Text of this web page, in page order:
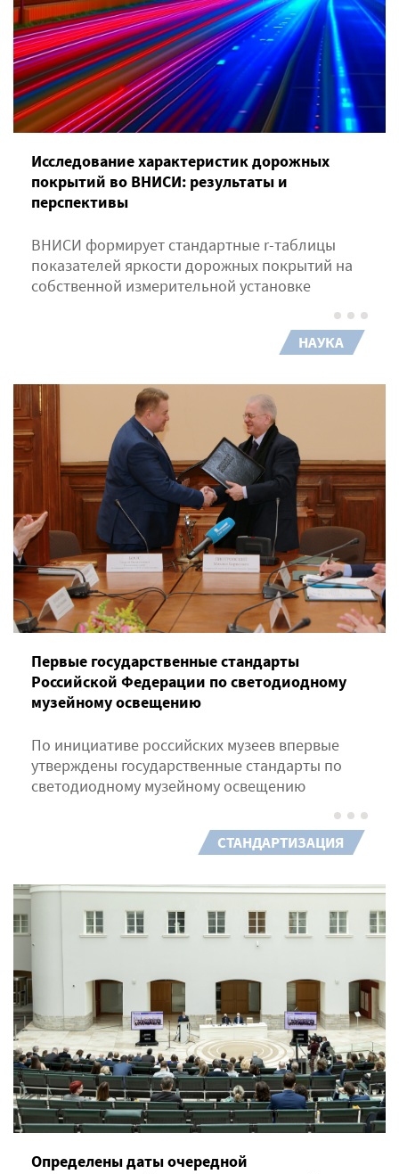
Исследование характеристик дорожных
покрытий во ВНИСИ: результаты и
перспективы
ВНИСИ формирует стандартные r-таблицы
показателей яркости дорожных покрытий на
собственной измерительной установке
НАУКА
Первые государственные стандарты
Российской Федерации по светодиодному
музейному освещению
По инициативе российских музеев впервые
утверждены государственные стандарты по
светодиодному музейному освещению
СТАНДАРТИЗАЦИЯ
Определены даты очередной